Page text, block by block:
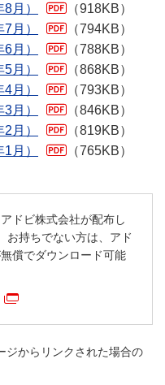
月）
（918KB）
月）
（794KB）
月）
（788KB）
月）
（868KB）
月）
（793KB）
月）
（846KB）
月）
（819KB）
月）
（765KB）
ドビ株式会社が配布し
お持ちでない方は、アド
償でダウンロード可能
ジからリンクされた場合の